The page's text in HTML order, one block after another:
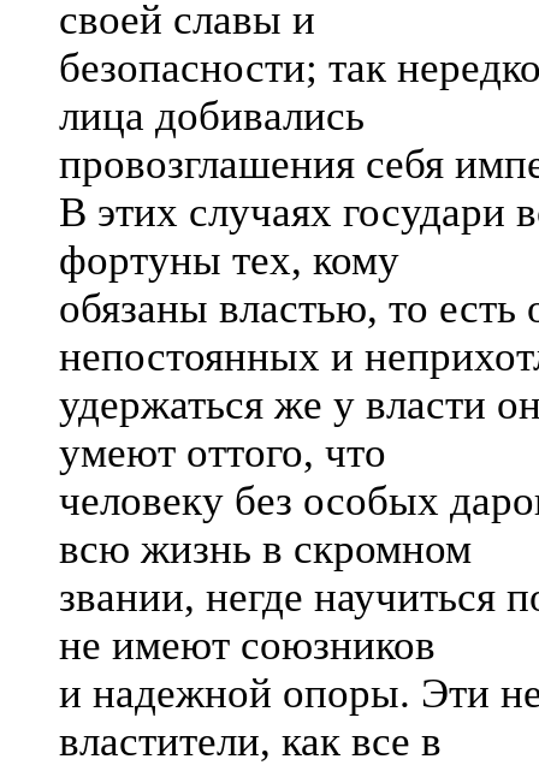
своей славы и
безопасности; так
лица добивались
провозглашения себя
В этих случаях государи
фортуны тех, кому
обязаны властью, то есть
непостоянных и
удержаться же у власти
умеют оттого, что
человеку без особых
всю жизнь в скромном
звании, негде научиться
не имеют союзников
и надежной опоры. Эти
властители, как все в